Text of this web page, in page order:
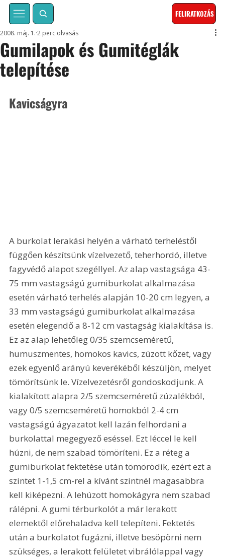
FELIRATKOZÁS
Gumilapok és Gumitéglák
telepítése
2008. máj. 1. 2 perc olvasás
Kavicságyra
A burkolat lerakási helyén a várható terheléstől
függően készítsünk vízelvezető, teherhordó, illetve
fagyvédő alapot szegéllyel. Az alap vastagsága 43-
75 mm vastagságú gumiburkolat alkalmazása
esetén várható terhelés alapján 10-20 cm legyen, a
33 mm vastagságú gumiburkolat alkalmazása
esetén elegendő a 8-12 cm vastagság kialakítása is.
Ez az alap lehetőleg 0/35 szemcseméretű,
humuszmentes, homokos kavics, zúzott kőzet, vagy
ezek egyenlő arányú keverékéből készüljön, melyet
tömörítsünk le. Vízelvezetésről gondoskodjunk. A
kialakított alapra 2/5 szemcseméretű zúzalékból,
vagy 0/5 szemcseméretű homokból 2-4 cm
vastagságú ágyazatot kell lazán felhordani a
burkolattal megegyező eséssel. Ezt léccel le kell
húzni, de nem szabad tömöríteni. Ez a réteg a
gumiburkolat fektetése után tömörödik, ezért ezt a
szintet 1-1,5 cm-rel a kívánt szintnél magasabbra
kell kiképezni. A lehúzott homokágyra nem szabad
rálépni. A gumi térburkolót a már lerakott
elemektől előrehaladva kell telepíteni. Fektetés
után a burkolatot fugázni, illetve besöpörni nem
szükséges, a lerakott felületet vibrálólappal vagy